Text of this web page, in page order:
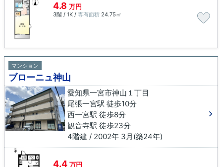
4.8 万円
3階 / 1K / 専有面積 24.75㎡
マンション
ブローニュ神山
愛知県一宮市神山１丁目
尾張一宮駅 徒歩10分
西一宮駅 徒歩8分
観音寺駅 徒歩23分
4階建 / 2002年 3月(築24年)
4.4 万円